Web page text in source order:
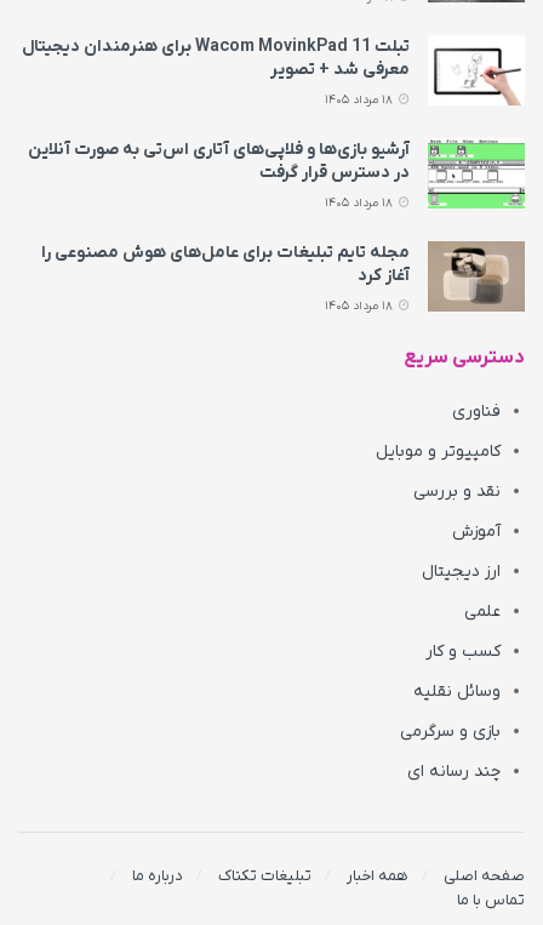
تبلت Wacom MovinkPad 11 برای هنرمندان دیجیتال
معرفی شد + تصویر
آرشیو بازی‌ها و فلاپی‌های آتاری اس‌تی به‌ صورت آنلاین
در دسترس قرار گرفت
مجله تایم تبلیغات برای عامل‌های هوش مصنوعی را
آغاز کرد
دسترسی سریع
فناوری
کامپیوتر و موبایل
نقد و بررسی
آموزش
ارز دیجیتال
علمی
کسب و کار
وسائل نقلیه
بازی و سرگرمی
چند رسانه ای
صفحه اصلی همه اخبار تبلیغات تکناک
درباره ما
تماس با ما